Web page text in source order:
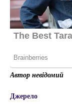
Автор невідомий
Джерело